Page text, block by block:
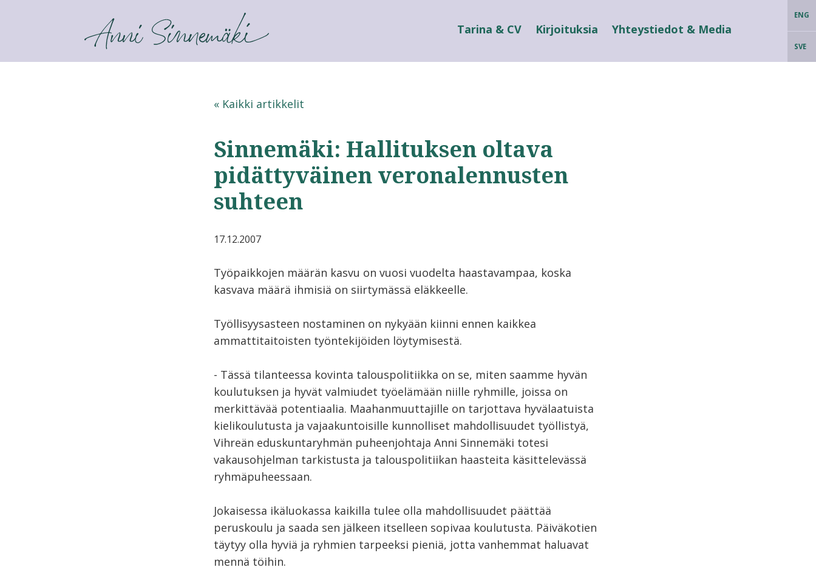
ANNI SINNEMÄKI ENG
SVE
Tarina & CV Kirjoituksia Yhteystiedot & Media
« Kaikki artikkelit
Sinnemäki: Hallituksen oltava
pidättyväinen veronalennusten
suhteen
17.12.2007
Työpaikkojen määrän kasvu on vuosi vuodelta haastavampaa, koska
kasvava määrä ihmisiä on siirtymässä eläkkeelle.
Työllisyysasteen nostaminen on nykyään kiinni ennen kaikkea
ammattitaitoisten työntekijöiden löytymisestä.
- Tässä tilanteessa kovinta talouspolitiikka on se, miten saamme hyvän
koulutuksen ja hyvät valmiudet työelämään niille ryhmille, joissa on
merkittävää potentiaalia. Maahanmuuttajille on tarjottava hyvälaatuista
kielikoulutusta ja vajaakuntoisille kunnolliset mahdollisuudet työllistyä,
Vihreän eduskuntaryhmän puheenjohtaja Anni Sinnemäki totesi
vakausohjelman tarkistusta ja talouspolitiikan haasteita käsittelevässä
ryhmäpuheessaan.
Jokaisessa ikäluokassa kaikilla tulee olla mahdollisuudet päättää
peruskoulu ja saada sen jälkeen itselleen sopivaa koulutusta. Päiväkotien
täytyy olla hyviä ja ryhmien tarpeeksi pieniä, jotta vanhemmat haluavat
mennä töihin.